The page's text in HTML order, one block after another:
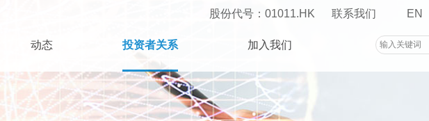
股份代号：01011.HK 联系我们 EN
动态 投资者关系 加入我们